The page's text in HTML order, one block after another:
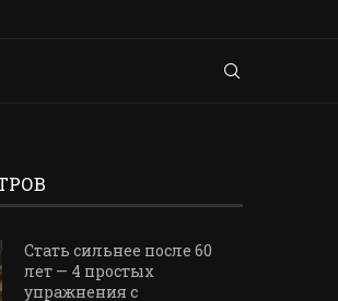
Стать сильнее после 60
лет — 4 простых
упражнения с